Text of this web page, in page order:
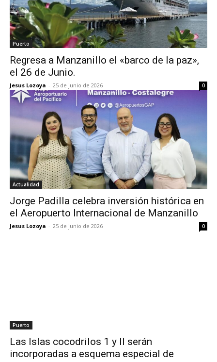
Puerto
Regresa a Manzanillo el «barco de la paz»,
el 26 de Junio.
Jesus Lozoya - 25 de junio de 2026 0
Actualidad
Jorge Padilla celebra inversión histórica en
el Aeropuerto Internacional de Manzanillo
Jesus Lozoya - 25 de junio de 2026 0
Puerto
Las Islas cocodrilos 1 y II serán
incorporadas a esquema especial de